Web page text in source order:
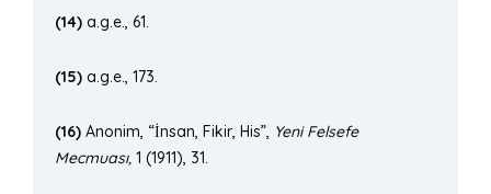
(14) a.g.e., 61.
(15) a.g.e., 173.
(16) Anonim, “İnsan, Fikir, His”, Yeni Felsefe
Mecmuası, 1 (1911), 31.